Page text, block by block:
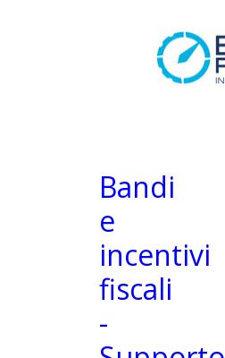
Bandi
e
incentivi
fiscali
-